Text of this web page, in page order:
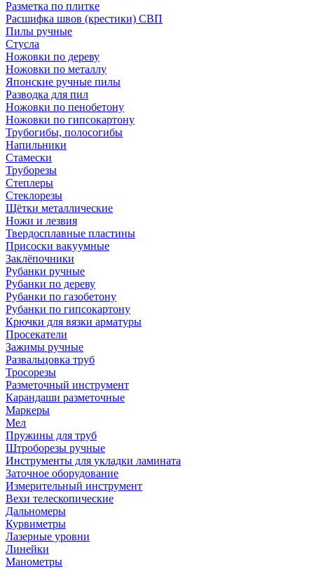
Разметка по плитке
Расшифка швов (крестики) СВП
Пилы ручные
Стусла
Ножовки по дереву
Ножовки по металлу
Японские ручные пилы
Разводка для пил
Ножовки по пенобетону
Ножовки по гипсокартону
Трубогибы, полосогибы
Напильники
Стамески
Труборезы
Степлеры
Стеклорезы
Щётки металлические
Ножи и лезвия
Твердосплавные пластины
Присоски вакуумные
Заклёпочники
Рубанки ручные
Рубанки по дереву
Рубанки по газобетону
Рубанки по гипсокартону
Крючки для вязки арматуры
Просекатели
Зажимы ручные
Развальцовка труб
Тросорезы
Разметочный инструмент
Карандаши разметочные
Маркеры
Мел
Пружины для труб
Штроборезы ручные
Инструменты для укладки ламината
Заточное оборудование
Измерительный инструмент
Вехи телескопические
Дальномеры
Курвиметры
Лазерные уровни
Линейки
Манометры